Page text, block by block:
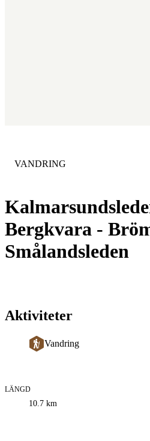
Bergkvara -
Smålandsleden
KATEGORI:
VANDRING
Aktiviteter
Vandring
Information
LÄNGD
10.7 km